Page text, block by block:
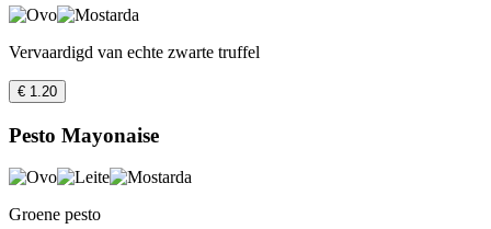
Vervaardigd van echte zwarte truffel
€ 1.20
Pesto Mayonaise
Groene pesto